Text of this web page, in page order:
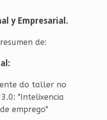
y Empresarial.
de:
do taller no
"Intelixencia
emprego"